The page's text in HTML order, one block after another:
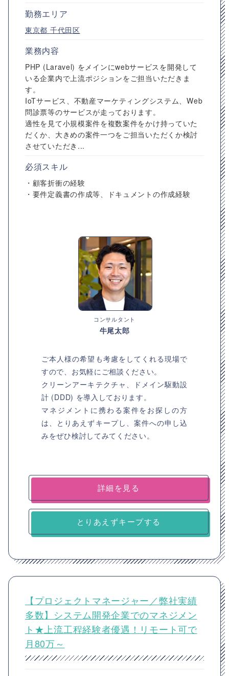
勤務エリア
東京都 千代田区
業務内容
PHP (Laravel) をメインにwebサービスを開発して
いる企業内で上流ポジションをご担当いただきま
す。
IoTサービス、不動産マーケティングシステム、Web
問診票等のサービスが走っております。
適性を見て小規模案件を複数案件をかけ持っていた
だくか、大きめの案件一つをご担当いただくか検討
させていただき...
必須スキル
・顧客折衝の経験
・要件定義書の作成等、ドキュメントの作成経験
コンサルタント
牛尾太郎
ご本人様の希望も考慮をしてくれる現場で
すので、お気軽にご相談ください。
クリーンアーキテクチャ、ドメイン駆動設
計 (DDD) を導入しております。
マネジメントに携わる案件をお探しの方
は、とりあえずキープし、案件への申し込
みをぜひ検討してみてください。
詳細を見る
とりあえずキープする
【プロジェクトマネージャー／弊社実績
多数】システム開発企業でのマネジメン
ト★上流工程経験者優遇！リモート可で
月80万～